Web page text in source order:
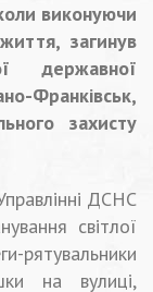
виконуючи
загинув
державної
захисту
ДСНС
світлої
рятувальники
на вулиці,